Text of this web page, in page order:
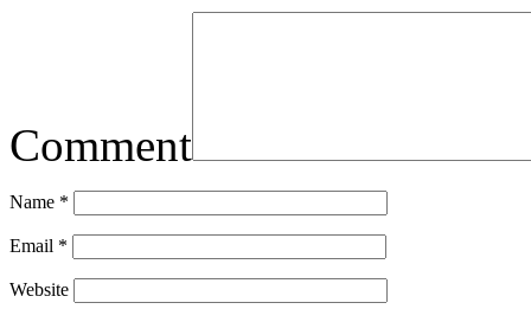
Comment
Name *
Email *
Website